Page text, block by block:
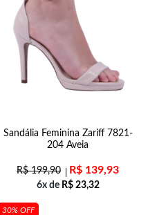
Sandália Feminina Zariff 7821-
204 Aveia
R$199,90 R$ 139,93
6x de R$23,32
30% OFF